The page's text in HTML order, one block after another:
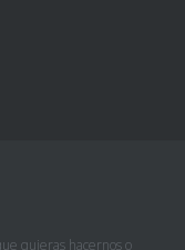
quieras hacernos o